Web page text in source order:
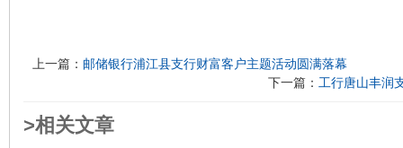
上一篇： 邮储银行浦江县支行财富客户主题活动圆满落幕
下一篇： 工行唐山丰润
>相关文章